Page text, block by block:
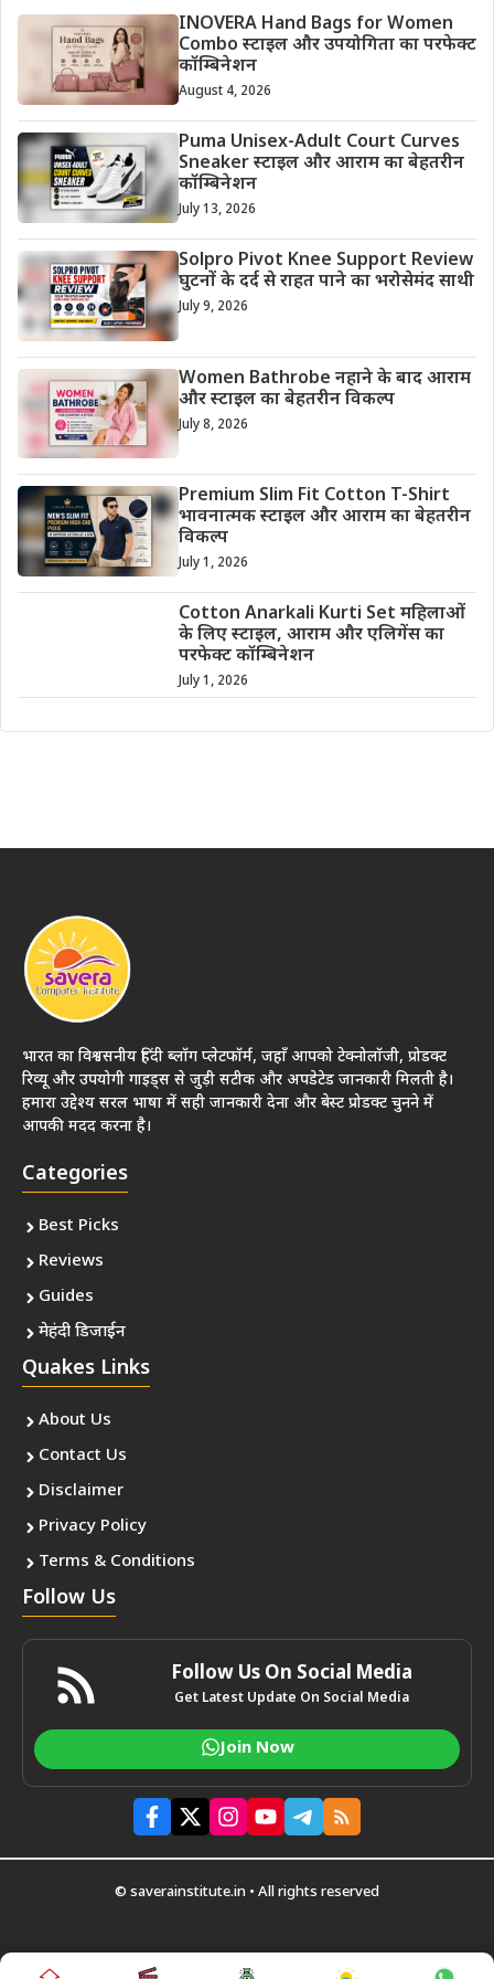
INOVERA Hand Bags for Women
Combo स्टाइल और उपयोगिता का परफेक्ट
कॉम्बिनेशन
August 4, 2026
Puma Unisex-Adult Court Curves
Sneaker स्टाइल और आराम का बेहतरीन
कॉम्बिनेशन
July 13, 2026
Solpro Pivot Knee Support Review
घुटनों के दर्द से राहत पाने का भरोसेमंद साथी
July 9, 2026
Women Bathrobe नहाने के बाद आराम
और स्टाइल का बेहतरीन विकल्प
July 8, 2026
Premium Slim Fit Cotton T-Shirt
भावनात्मक स्टाइल और आराम का बेहतरीन
विकल्प
July 1, 2026
Cotton Anarkali Kurti Set महिलाओं
के लिए स्टाइल, आराम और एलिगेंस का
परफेक्ट कॉम्बिनेशन
July 1, 2026
भारत का विश्वसनीय हिंदी ब्लॉग प्लेटफॉर्म, जहाँ आपको टेक्नोलॉजी, प्रोडक्ट
रिव्यू और उपयोगी गाइड्स से जुड़ी सटीक और अपडेटेड जानकारी मिलती है।
हमारा उद्देश्य सरल भाषा में सही जानकारी देना और बेस्ट प्रोडक्ट चुनने में
आपकी मदद करना है।
Categories
Best Picks
Reviews
Guides
मेहंदी डिजाईन
Quakes Links
About Us
Contact Us
Disclaimer
Privacy Policy
Terms & Conditions
Follow Us
Follow Us On Social Media
Get Latest Update On Social Media
Join Now
© saverainstitute.in • All rights reserved